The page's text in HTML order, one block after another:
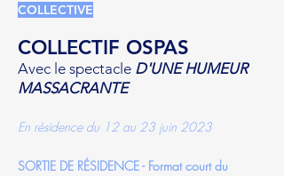
COLLECTIVE
COLLECTIF OSPAS
Avec le spectacle D'UNE HUMEUR
MASSACRANTE
En résidence du 12 au 23 juin 2023
SORTIE DE RÉSIDENCE - Format court du